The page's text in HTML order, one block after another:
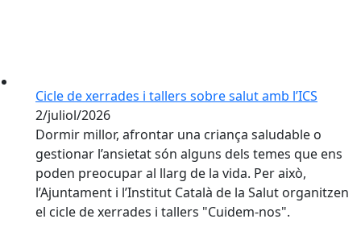
Cicle de xerrades i tallers sobre salut amb l’ICS
2/juliol/2026
Dormir millor, afrontar una criança saludable o
gestionar l’ansietat són alguns dels temes que ens
poden preocupar al llarg de la vida. Per això,
l’Ajuntament i l’Institut Català de la Salut organitzen
el cicle de xerrades i tallers "Cuidem-nos".